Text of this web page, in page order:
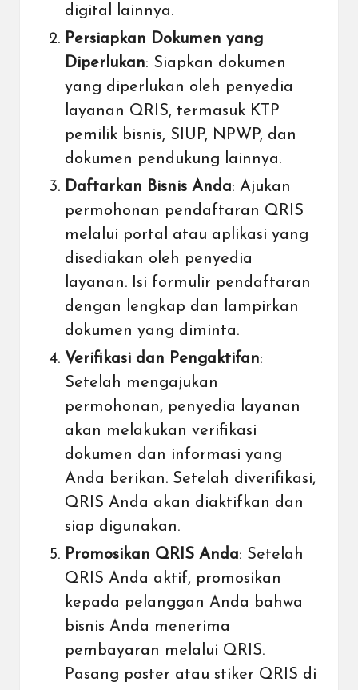
digital lainnya.
Persiapkan Dokumen yang
Diperlukan: Siapkan dokumen
yang diperlukan oleh penyedia
layanan QRIS, termasuk KTP
pemilik bisnis, SIUP, NPWP, dan
dokumen pendukung lainnya.
Daftarkan Bisnis Anda: Ajukan
permohonan pendaftaran QRIS
melalui portal atau aplikasi yang
disediakan oleh penyedia
layanan. Isi formulir pendaftaran
dengan lengkap dan lampirkan
dokumen yang diminta.
Verifikasi dan Pengaktifan:
Setelah mengajukan
permohonan, penyedia layanan
akan melakukan verifikasi
dokumen dan informasi yang
Anda berikan. Setelah diverifikasi,
QRIS Anda akan diaktifkan dan
siap digunakan.
Promosikan QRIS Anda: Setelah
QRIS Anda aktif, promosikan
kepada pelanggan Anda bahwa
bisnis Anda menerima
pembayaran melalui QRIS.
Pasang poster atau stiker QRIS di